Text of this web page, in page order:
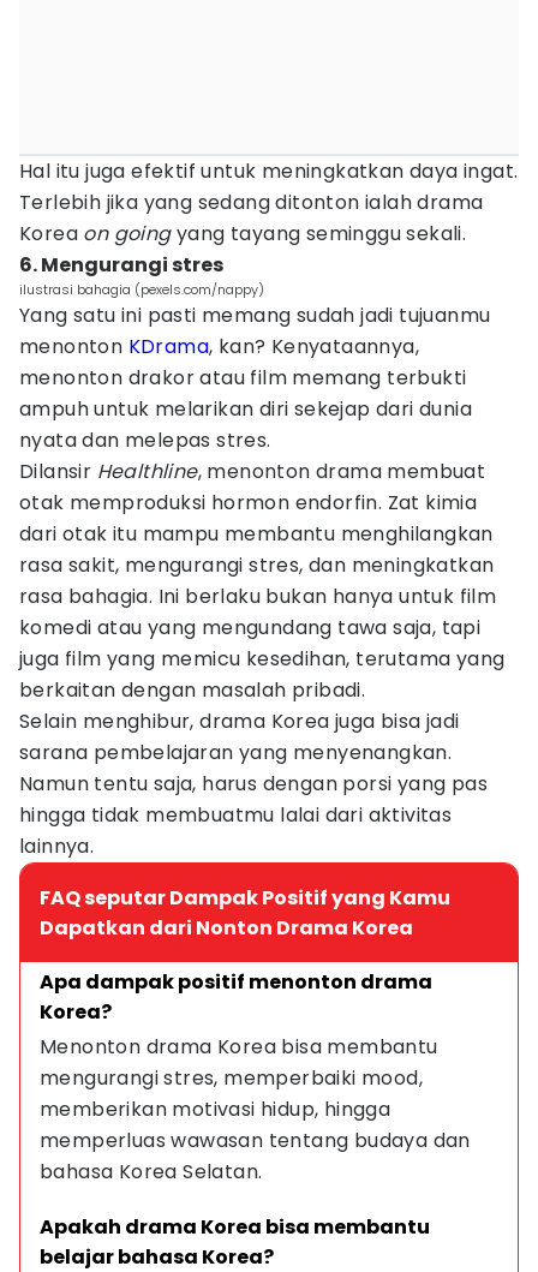
Hal itu juga efektif untuk meningkatkan daya ingat.
Terlebih jika yang sedang ditonton ialah drama
Korea on goingyang tayang seminggu sekali.
6. Mengurangi stres
ilustrasi bahagia (pexels.com/nappy)
Yang satu ini pasti memang sudah jadi tujuanmu
menonton KDrama, kan? Kenyataannya,
menonton drakor atau film memang terbukti
ampuh untuk melarikan diri sekejap dari dunia
nyata dan melepas stres.
Dilansir Healthline, menonton drama membuat
otak memproduksi hormon endorfin. Zat kimia
dari otak itu mampu membantu menghilangkan
rasa sakit, mengurangi stres, dan meningkatkan
rasa bahagia. Ini berlaku bukan hanya untuk film
komedi atau yang mengundang tawa saja, tapi
juga film yang memicu kesedihan, terutama yang
berkaitan dengan masalah pribadi.
Selain menghibur, drama Korea juga bisa jadi
sarana pembelajaran yang menyenangkan.
Namun tentu saja, harus dengan porsi yang pas
hingga tidak membuatmu lalai dari aktivitas
lainnya.
FAQ seputar Dampak Positif yang Kamu
Dapatkan dari Nonton Drama Korea
Apa dampak positif menonton drama
Korea?
Menonton drama Korea bisa membantu
mengurangi stres, memperbaiki mood,
memberikan motivasi hidup, hingga
memperluas wawasan tentang budaya dan
bahasa Korea Selatan.
Apakah drama Korea bisa membantu
belajar bahasa Korea?